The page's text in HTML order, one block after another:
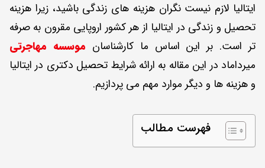
ایتالیا لازم نیست نگران هزینه های زندگی باشید، زیرا هزینه
تحصیل و زندگی در ایتالیا از هر کشور اروپایی مقرون به صرفه
تر است. بر این اساس ما کارشناسان موسسه مهاجرتی
میرداماد در این مقاله به ارائه شرایط تحصیل دکتری در ایتالیا
و هزینه ها و دیگر موارد مهم می پردازیم.
فهرست مطالب